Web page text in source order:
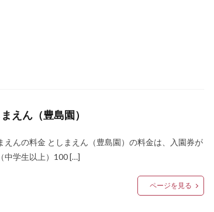
えん（豊島園）
えんの料金 としまえん（豊島園）の料金は、入園券が
中学生以上）100 […]
ページを見る